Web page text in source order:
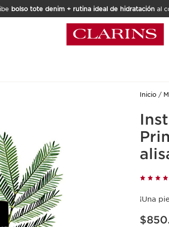
bolso tote denim + rutina ideal de hidratación al
Inicio
¡Una
Precio